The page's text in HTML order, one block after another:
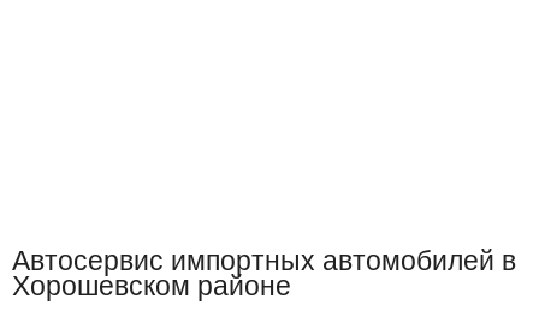
Автосервис импортных автомобилей в
Хорошевском районе